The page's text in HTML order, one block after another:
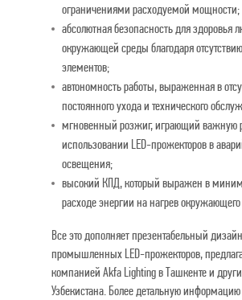
ограничениями расходуемой мощности;
абсолютная безопасность для здоровья
окружающей среды благодаря
элементов;
автономность работы, выраженная в
постоянного ухода и технического
мгновенный розжиг, играющий важную
использовании LED-прожекторов в
освещения;
высокий КПД, который выражен в
расходе энергии на нагрев
Все это дополняет презентабельный дизайн
промышленных LED-прожекторов,
компанией Akfa Lighting в Ташкенте и
Узбекистана. Более детальную